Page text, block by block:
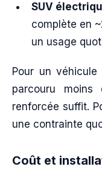
SUV
complète en
un usage
Pour un
parcouru
renforcée suffit.
une contrainte
Coût et